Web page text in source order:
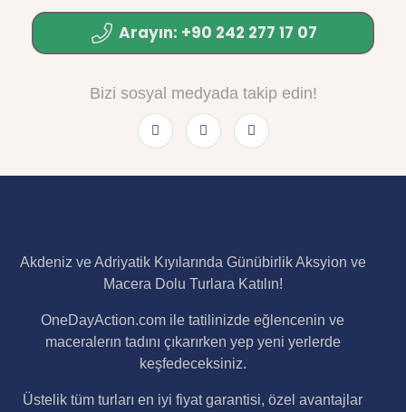
Arayın: +90 242 277 17 07
Bizi sosyal medyada takip edin!
Akdeniz ve Adriyatik Kıyılarında Günübirlik Aksyion ve
Macera Dolu Turlara Katılın!
OneDayAction.com ile tatilinizde eğlencenin ve
maceralerın tadını çıkarırken yep yeni yerlerde
keşfedeceksiniz.
Üstelik tüm turları en iyi fiyat garantisi, özel avantajlar